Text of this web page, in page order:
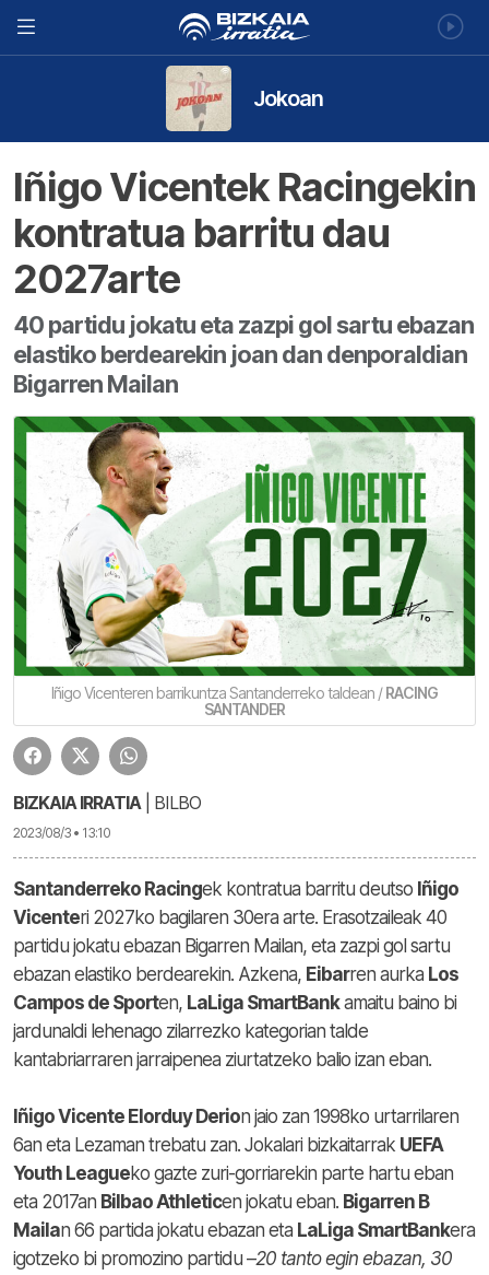
Jokoan
Iñigo Vicentek Racingekin
kontratua barritu dau
2027arte
40 partidu jokatu eta zazpi gol sartu ebazan
elastiko berdearekin joan dan denporaldian
Bigarren Mailan
Iñigo Vicenteren barrikuntza Santanderreko taldean /RACING
SANTANDER
BIZKAIA IRRATIA| BILBO
2023/08/3 • 13:10
Santanderreko Racingek kontratua barritu deutso Iñigo
Vicenteri 2027ko bagilaren 30era arte. Erasotzaileak 40
partidu jokatu ebazan Bigarren Mailan, eta zazpi gol sartu
ebazan elastiko berdearekin. Azkena, Eibarren aurka Los
Campos de Sporten, LaLiga SmartBankamaitu baino bi
jardunaldi lehenago zilarrezko kategorian talde
kantabriarraren jarraipenea ziurtatzeko balio izan eban.
Iñigo Vicente Elorduy Derion jaio zan 1998ko urtarrilaren
6an eta Lezaman trebatu zan. Jokalari bizkaitarrak UEFA
Youth Leagueko gazte zuri-gorriarekin parte hartu eban
eta 2017an Bilbao Athleticen jokatu eban. Bigarren B
Mailan 66 partida jokatu ebazan eta LaLiga SmartBankera
igotzeko bi promozino partidu –20 tanto egin ebazan, 30